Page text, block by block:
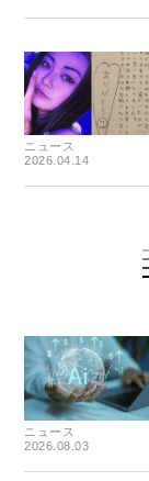
ニュース
2026.04.14
ニュース
2026.08.03